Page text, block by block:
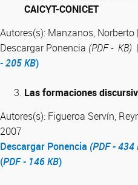
CAICYT-CONICET
Autores(s): Manzanos,
Descargar Ponencia (PDF - KB) |
- 205 KB)
Las formaciones
Autores(s): Figueroa Servín,
2007
Descargar Ponencia (PDF - 434
(PDF - 146 KB)